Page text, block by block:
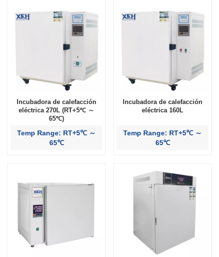
Incubadora de calefacción
eléctrica 270L (RT+5℃ ～
65℃)
Temp Range: RT+5℃ ～
65℃
Incubadora de calefacción
eléctrica 160L
Temp Range: RT+5℃ ～
65℃